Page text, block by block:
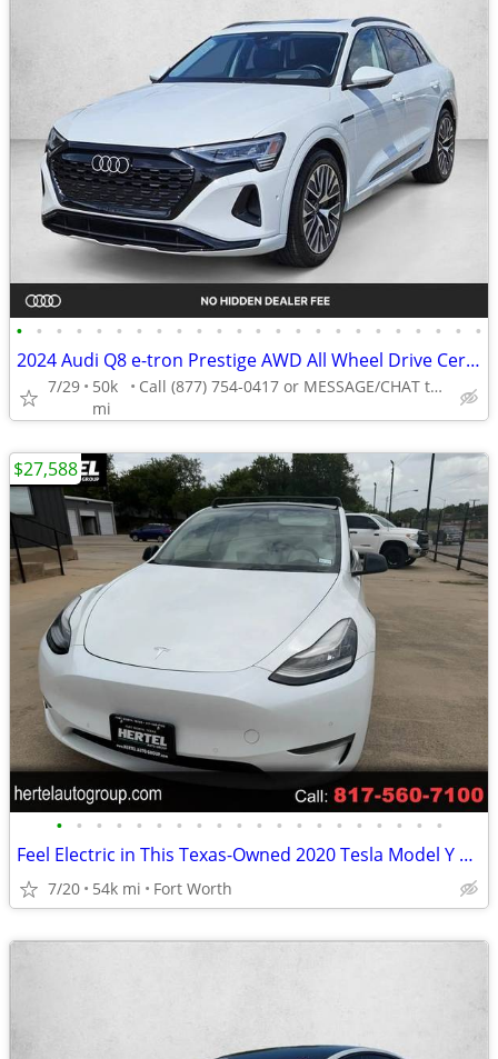
• • • • • • • • • • • • • • • • • • • • • • • •
2024 Audi Q8 e-tron Prestige AWD All Wheel Drive Certified SUV Electric AUTONATI
7/29
50k
mi
Call (877) 754-0417 or MESSAGE/CHAT to confirm availability
• • • • • • • • • • • • • • • • • • • •
Feel Electric in This Texas-Owned 2020 Tesla Model Y Long Range
7/20 54k mi Fort Worth
$27,588